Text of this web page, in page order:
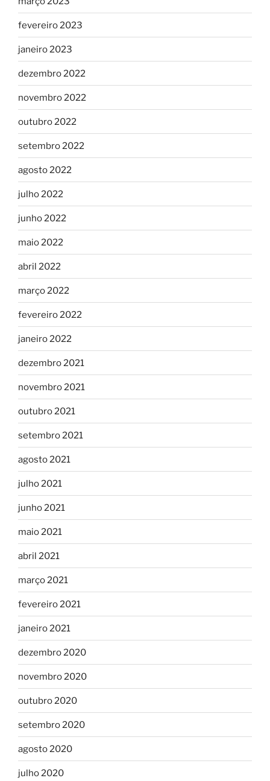
fevereiro 2023
janeiro 2023
dezembro 2022
novembro 2022
outubro 2022
setembro 2022
agosto 2022
julho 2022
junho 2022
maio 2022
abril 2022
março 2022
fevereiro 2022
janeiro 2022
dezembro 2021
novembro 2021
outubro 2021
setembro 2021
agosto 2021
julho 2021
junho 2021
maio 2021
abril 2021
março 2021
fevereiro 2021
janeiro 2021
dezembro 2020
novembro 2020
outubro 2020
setembro 2020
agosto 2020
julho 2020